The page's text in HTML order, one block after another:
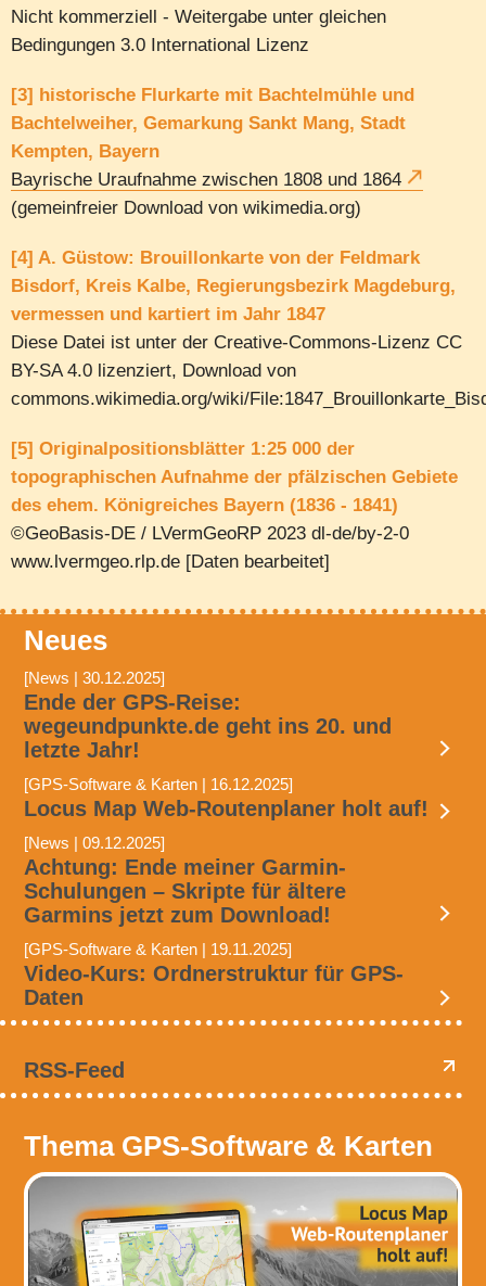
Nicht kommerziell - Weitergabe unter gleichen
Bedingungen 3.0 International Lizenz
[3] historische Flurkarte mit Bachtelmühle und
Bachtelweiher, Gemarkung Sankt Mang, Stadt
Kempten, Bayern
Bayrische Uraufnahme zwischen 1808 und 1864
(gemeinfreier Download von wikimedia.org)
[4] A. Güstow: Brouillonkarte von der Feldmark
Bisdorf, Kreis Kalbe, Regierungsbezirk Magdeburg,
vermessen und kartiert im Jahr 1847
Diese Datei ist unter der Creative-Commons-Lizenz CC
BY-SA 4.0 lizenziert, Download von
commons.wikimedia.org/wiki/
[5] Originalpositionsblätter 1:25 000 der
topographischen Aufnahme der pfälzischen Gebiete
des ehem. Königreiches Bayern (1836 - 1841)
©GeoBasis-DE / LVermGeoRP 2023 dl-de/by-2-0
www.lvermgeo.rlp.de [Daten bearbeitet]
Neues
[News | 30.12.2025]
Ende der GPS-Reise:
wegeundpunkte.de geht ins 20. und
letzte Jahr!
[GPS-Software & Karten | 16.12.2025]
Locus Map Web-Routenplaner holt auf!
[News | 09.12.2025]
Achtung: Ende meiner Garmin-
Schulungen – Skripte für ältere
Garmins jetzt zum Download!
[GPS-Software & Karten | 19.11.2025]
Video-Kurs: Ordnerstruktur für GPS-
Daten
RSS-Feed
Thema GPS-Software & Karten